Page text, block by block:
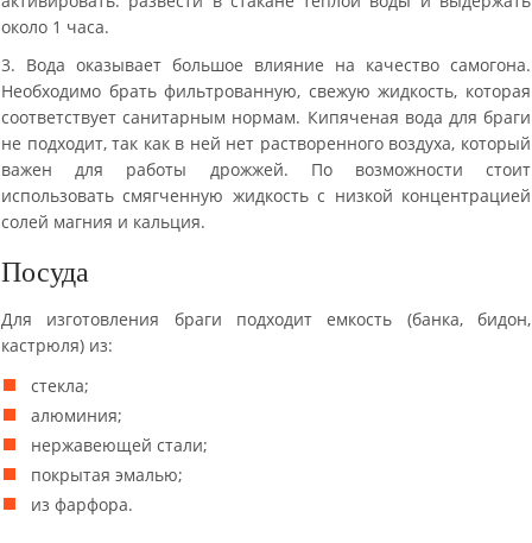
около 1 часа.
3. Вода оказывает большое влияние на качество самогона.
Необходимо брать фильтрованную, свежую жидкость, которая
соответствует санитарным нормам. Кипяченая вода для браги
не подходит, так как в ней нет растворенного воздуха, который
важен для работы дрожжей. По возможности стоит
использовать смягченную жидкость с низкой концентрацией
солей магния и кальция.
Посуда
Для изготовления браги подходит емкость (банка, бидон,
кастрюля) из:
стекла;
алюминия;
нержавеющей стали;
покрытая эмалью;
из фарфора.